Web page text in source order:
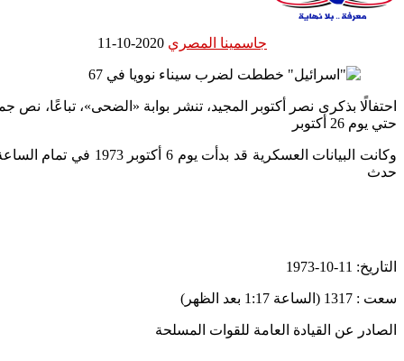
جاسمينا المصري 2020-10-11
حتي يوم 26 أكتوبر
وكانت البيانات
حدث
التاريخ: 11-10-1973
سعت : 1317 (الساعة 1:17 بعد الظهر)
الصادر عن القيادة العامة للقوات المسلحة